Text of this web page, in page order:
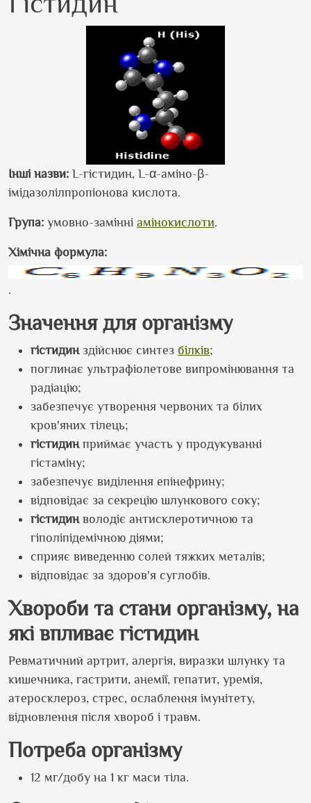
Інші назви: L-гістидин, L-α-аміно-β-
імідазолілпропіонова кислота.
Група: умовно-замінні амінокислоти.
Хімічна формула:
.
Значення для організму
гістидин здійснює синтез білків;
поглинає ультрафіолетове випромінювання та
радіацію;
забезпечує утворення червоних та білих
кров'яних тілець;
гістидин приймає участь у продукуванні
гістаміну;
забезпечує виділення епінефрину;
відповідає за секрецію шлункового соку;
гістидин володіє антисклеротичною та
гіполіпідемічною діями;
сприяє виведенню солей тяжких металів;
відповідає за здоров'я суглобів.
Хвороби та стани організму, на
які впливає гістидин
Ревматичний артрит, алергія, виразки шлунку та
кишечника, гастрити, анемії, гепатит, уремія,
атеросклероз, стрес, ослаблення імунітету,
відновлення після хвороб і травм.
Потреба організму
12 мг/добу на 1 кг маси тіла.